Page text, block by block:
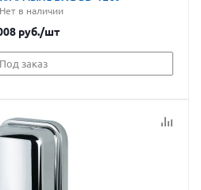
Нет в наличии
руб./шт
Под заказ